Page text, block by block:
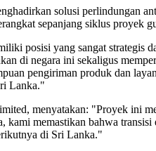
solusi perlindungan
sepanjang siklus proyek
posisi yang sangat strategis
di negara ini sekaligus
pengiriman produk dan
Lanka."
menyatakan: "Proyek ini
memastikan bahwa
di Sri Lanka."